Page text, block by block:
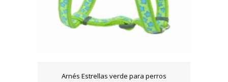
Arnés Estrellas verde para perros